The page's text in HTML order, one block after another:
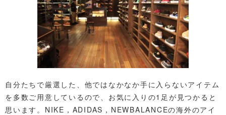
自分たちで厳選した、他ではなかなか手に入らないアイテム
を多数ご用意しているので、お気に入りの1足が見つかると
思います。NIKE，ADIDAS，NEWBALANCEの海外のアイ